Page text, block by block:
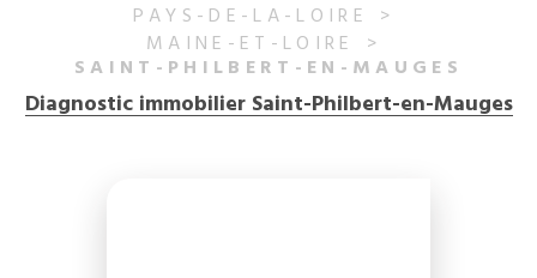
PAYS-DE-LA-LOIRE
MAINE-ET-LOIRE
SAINT-PHILBERT-EN-MAUGES
Diagnostic immobilier Saint-Philbert-en-Mauges